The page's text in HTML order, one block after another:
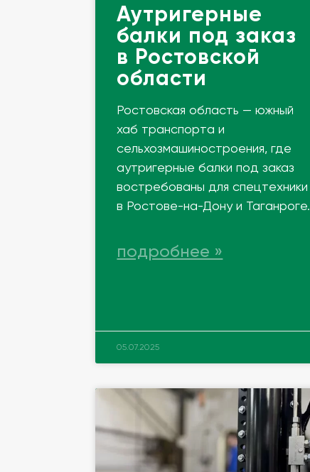
Аутригерные
балки под заказ
в Ростовской
области
Ростовская область — южный
хаб транспорта и
сельхозмашиностроения, где
аутригерные балки под заказ
востребованы для спецтехники
в Ростове-на-Дону и Таганроге.
подробнее »
05.07.2025